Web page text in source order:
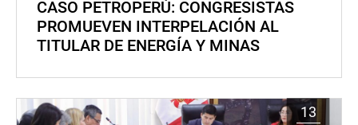
CASO PETROPERÚ: CONGRESISTAS
PROMUEVEN INTERPELACIÓN AL
TITULAR DE ENERGÍA Y MINAS
13